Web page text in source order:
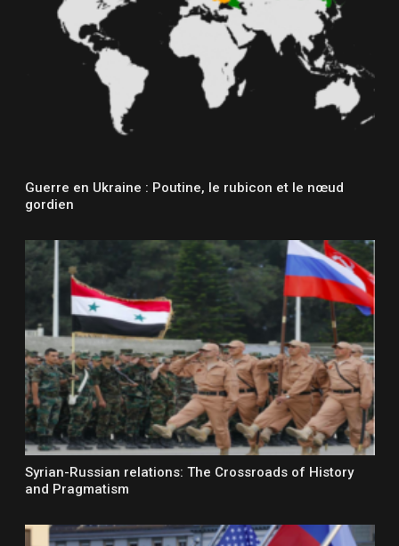
Guerre en Ukraine : Poutine, le rubicon et le nœud
gordien
Syrian-Russian relations: The Crossroads of History
and Pragmatism